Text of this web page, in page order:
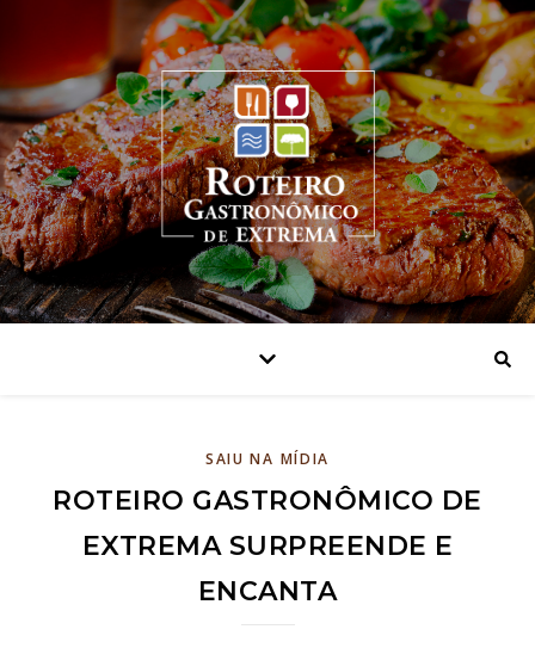
SAIU NA MÍDIA
ROTEIRO GASTRONÔMICO DE
EXTREMA SURPREENDE E
ENCANTA